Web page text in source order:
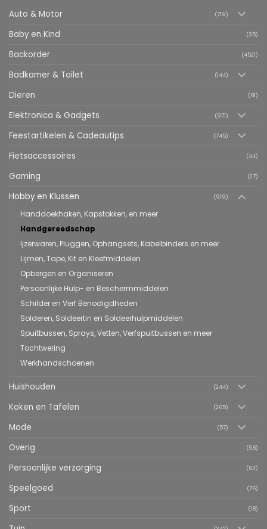
Auto & Motor (719)
Baby en Kind (35)
Backorder (4521)
Badkamer & Toilet (144)
Dieren (81)
Elektronica & Gadgets (971)
Feestartikelen & Cadeautips (745)
Fietsaccessoires (44)
Gaming (27)
Hobby en Klussen (919)
Handdoekhaken, Kapstokken, en meer
Handgereedschap
Ijzerwaren, Pluggen, Ophangsets, Kabelbinders en meer
Lijmen, Tape, Kit en Kleefmiddelen
Opbergen en Organiseren
Persoonlijke Hulp- en Beschermmiddelen
Schilder en Verf Benodigdheden
Solderen, Soldeertin en Soldeerhulpmiddelen
Spuitbussen, Sprays, Vetten, Verfspuitbussen en meer
Tochtwering
Werkhandschoenen
Huishouden (244)
Koken en Tafelen (265)
Mode (57)
Overig (58)
Persoonlijke verzorging (63)
Speelgoed (76)
Sport (18)